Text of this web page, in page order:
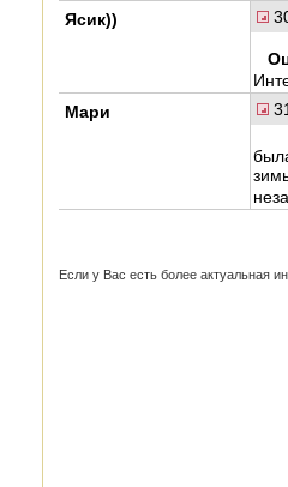
Ясик))
Мари
Если у Вас есть более актуальная